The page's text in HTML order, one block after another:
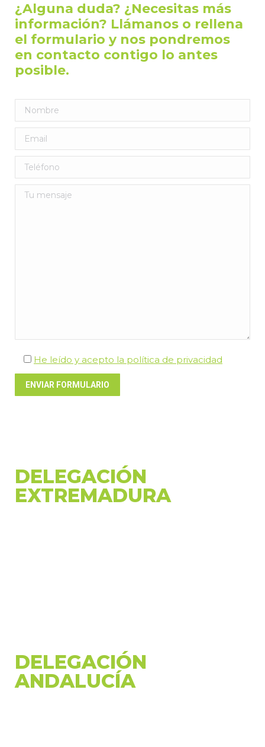
¿Alguna duda? ¿Necesitas más
información? Llámanos o rellena
el formulario y nos pondremos
en contacto contigo lo antes
posible.
He leído y acepto la política de privacidad
DELEGACIÓN
EXTREMADURA
DELEGACIÓN
ANDALUCÍA